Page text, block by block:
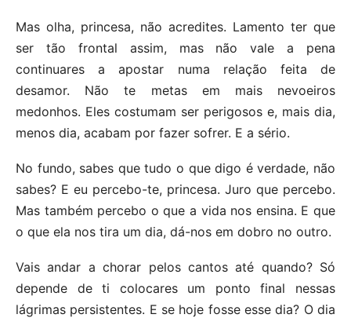
Mas olha, princesa, não acredites. Lamento ter que
ser tão frontal assim, mas não vale a pena
continuares a apostar numa relação feita de
desamor. Não te metas em mais nevoeiros
medonhos. Eles costumam ser perigosos e, mais dia,
menos dia, acabam por fazer sofrer. E a sério.
No fundo, sabes que tudo o que digo é verdade, não
sabes? E eu percebo-te, princesa. Juro que percebo.
Mas também percebo o que a vida nos ensina. E que
o que ela nos tira um dia, dá-nos em dobro no outro.
Vais andar a chorar pelos cantos até quando? Só
depende de ti colocares um ponto final nessas
lágrimas persistentes. E se hoje fosse esse dia? O dia